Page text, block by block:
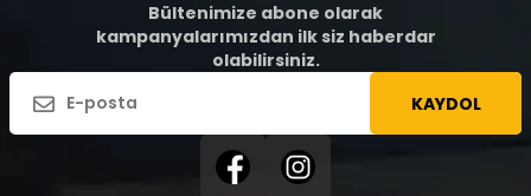
Bültenimize abone olarak
kampanyalarımızdan ilk siz haberdar
olabilirsiniz.
KAYDOL